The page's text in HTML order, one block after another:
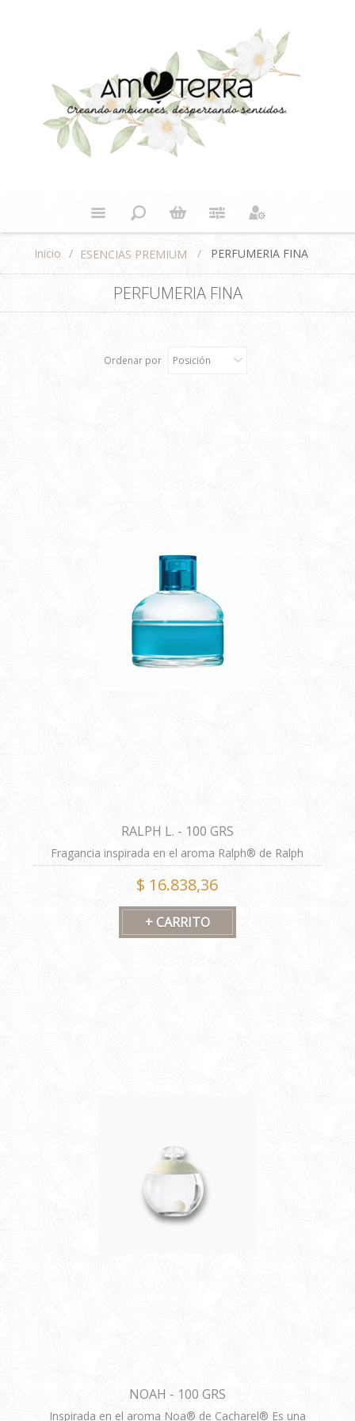
Inicio / ESENCIAS PREMIUM / PERFUMERIA FINA
PERFUMERIA FINA
Ordenar por Posición
RALPH L. - 100 GRS
Fragancia inspirada en el aroma Ralph® de Ralph
Lauren®. Las imágenes tienen carácter ilustrativo.
$ 16.838,36
NOAH - 100 GRS
Inspirada en el aroma Noa® de Cacharel® Es una